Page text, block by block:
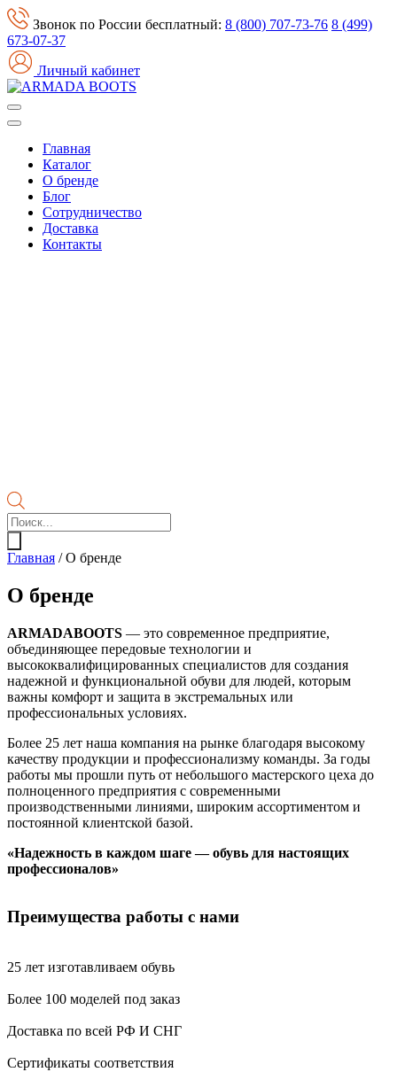
Звонок по России бесплатный: 8 (800) 707-73-76 8 (499)
673-07-37
Личный кабинет
Главная
Каталог
О бренде
Блог
Сотрудничество
Доставка
Контакты
Поиск
товаров
Главная / О бренде
О бренде
ARMADABOOTS — это современное предприятие,
объединяющее передовые технологии и
высококвалифицированных специалистов для создания
надежной и функциональной обуви для людей, которым
важны комфорт и защита в экстремальных или
профессиональных условиях.
Более 25 лет наша компания на рынке благодаря высокому
качеству продукции и профессионализму команды. За годы
работы мы прошли путь от небольшого мастерского цеха до
полноценного предприятия с современными
производственными линиями, широким ассортиментом и
постоянной клиентской базой.
«Надежность в каждом шаге — обувь для настоящих
профессионалов»
Преимущества работы с нами
25 лет изготавливаем обувь
Более 100 моделей под заказ
Доставка по всей РФ И СНГ
Сертификаты соответствия